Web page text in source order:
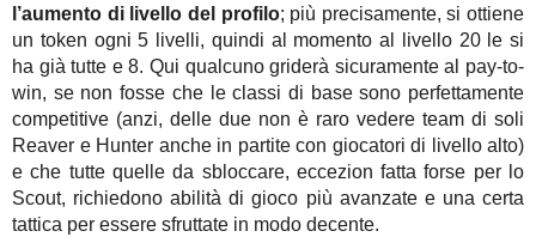
l’aumento di livello del profilo; più precisamente, si ottiene
un token ogni 5 livelli, quindi al momento al livello 20 le si
ha già tutte e 8. Qui qualcuno griderà sicuramente al pay-to-
win, se non fosse che le classi di base sono perfettamente
competitive (anzi, delle due non è raro vedere team di soli
Reaver e Hunter anche in partite con giocatori di livello alto)
e che tutte quelle da sbloccare, eccezion fatta forse per lo
Scout, richiedono abilità di gioco più avanzate e una certa
tattica per essere sfruttate in modo decente.